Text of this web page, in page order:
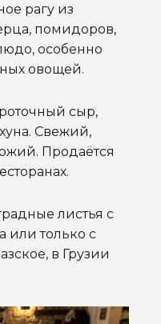
рагу из
помидоров,
особенно
овощей.
сыр,
Свежий,
Продаётся
листья с
или только с
в Грузии